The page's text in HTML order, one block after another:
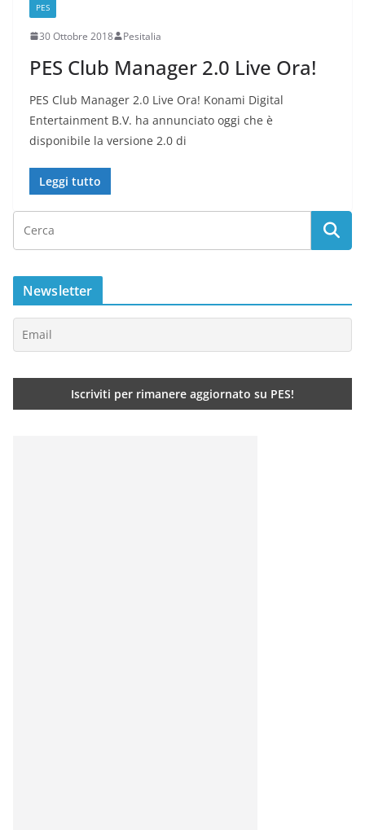
PES
30 Ottobre 2018 Pesitalia
PES Club Manager 2.0 Live Ora!
PES Club Manager 2.0 Live Ora! Konami Digital
Entertainment B.V. ha annunciato oggi che è
disponibile la versione 2.0 di
Leggi tutto
Newsletter